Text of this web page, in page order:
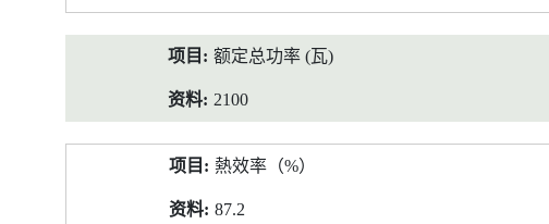
额定总功率 (瓦)
2100
熱效率（%）
87.2